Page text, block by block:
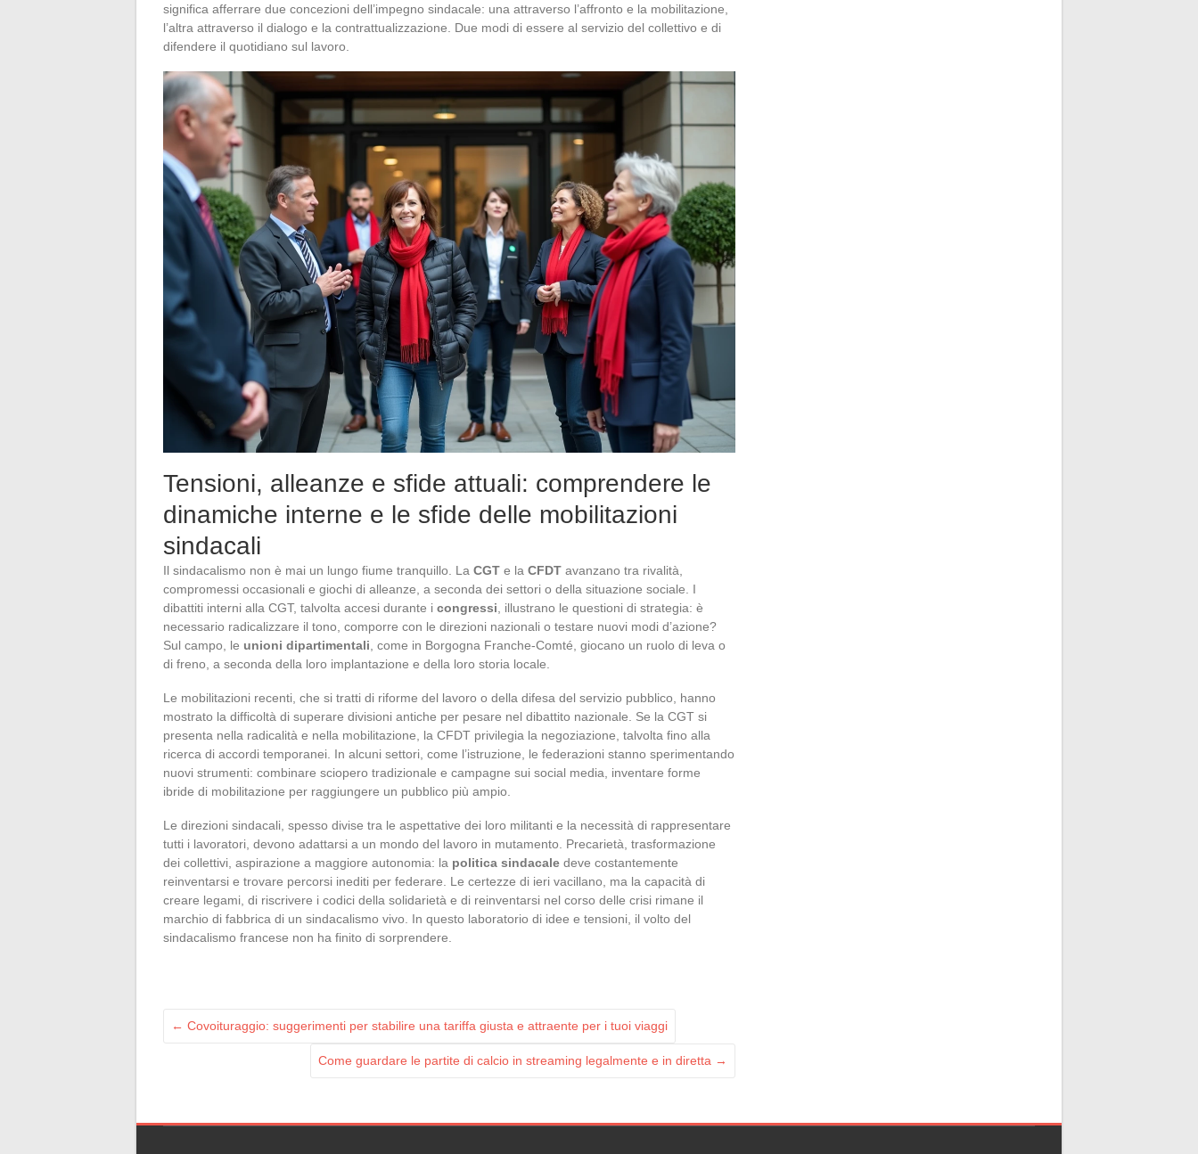
significa afferrare due concezioni dell’impegno sindacale: una attraverso l’affronto e la mobilitazione,
l’altra attraverso il dialogo e la contrattualizzazione. Due modi di essere al servizio del collettivo e di
difendere il quotidiano sul lavoro.
Tensioni, alleanze e sfide attuali: comprendere le
dinamiche interne e le sfide delle mobilitazioni
sindacali
Il sindacalismo non è mai un lungo fiume tranquillo. La CGT e la CFDT avanzano tra rivalità,
compromessi occasionali e giochi di alleanze, a seconda dei settori o della situazione sociale. I
dibattiti interni alla CGT, talvolta accesi durante i congressi , illustrano le questioni di strategia: è
necessario radicalizzare il tono, comporre con le direzioni nazionali o testare nuovi modi d’azione?
Sul campo, le unioni dipartimentali , come in Borgogna Franche-Comté, giocano un ruolo di leva o
di freno, a seconda della loro implantazione e della loro storia locale.
Le mobilitazioni recenti, che si tratti di riforme del lavoro o della difesa del servizio pubblico, hanno
mostrato la difficoltà di superare divisioni antiche per pesare nel dibattito nazionale. Se la CGT si
presenta nella radicalità e nella mobilitazione, la CFDT privilegia la negoziazione, talvolta fino alla
ricerca di accordi temporanei. In alcuni settori, come l’istruzione, le federazioni stanno sperimentando
nuovi strumenti: combinare sciopero tradizionale e campagne sui social media, inventare forme
ibride di mobilitazione per raggiungere un pubblico più ampio.
Le direzioni sindacali, spesso divise tra le aspettative dei loro militanti e la necessità di rappresentare
tutti i lavoratori, devono adattarsi a un mondo del lavoro in mutamento. Precarietà, trasformazione
dei collettivi, aspirazione a maggiore autonomia: la politica sindacale deve costantemente
reinventarsi e trovare percorsi inediti per federare. Le certezze di ieri vacillano, ma la capacità di
creare legami, di riscrivere i codici della solidarietà e di reinventarsi nel corso delle crisi rimane il
marchio di fabbrica di un sindacalismo vivo. In questo laboratorio di idee e tensioni, il volto del
sindacalismo francese non ha finito di sorprendere.
← Covoituraggio: suggerimenti per stabilire una tariffa giusta e attraente per i tuoi viaggi
Come guardare le partite di calcio in streaming legalmente e in diretta →